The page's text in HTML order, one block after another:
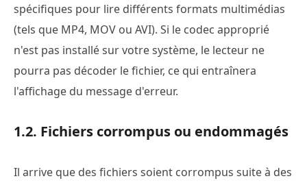
spécifiques pour lire différents formats multimédias
(tels que MP4, MOV ou AVI). Si le codec approprié
n'est pas installé sur votre système, le lecteur ne
pourra pas décoder le fichier, ce qui entraînera
l'affichage du message d'erreur.
1.2. Fichiers corrompus ou endommagés
Il arrive que des fichiers soient corrompus suite à des